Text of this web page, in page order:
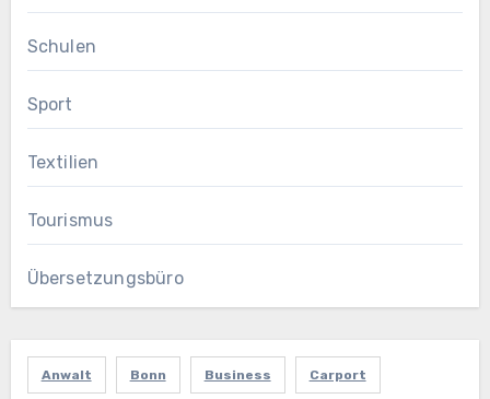
Schulen
Sport
Textilien
Tourismus
Übersetzungsbüro
Anwalt Bonn Business Carport